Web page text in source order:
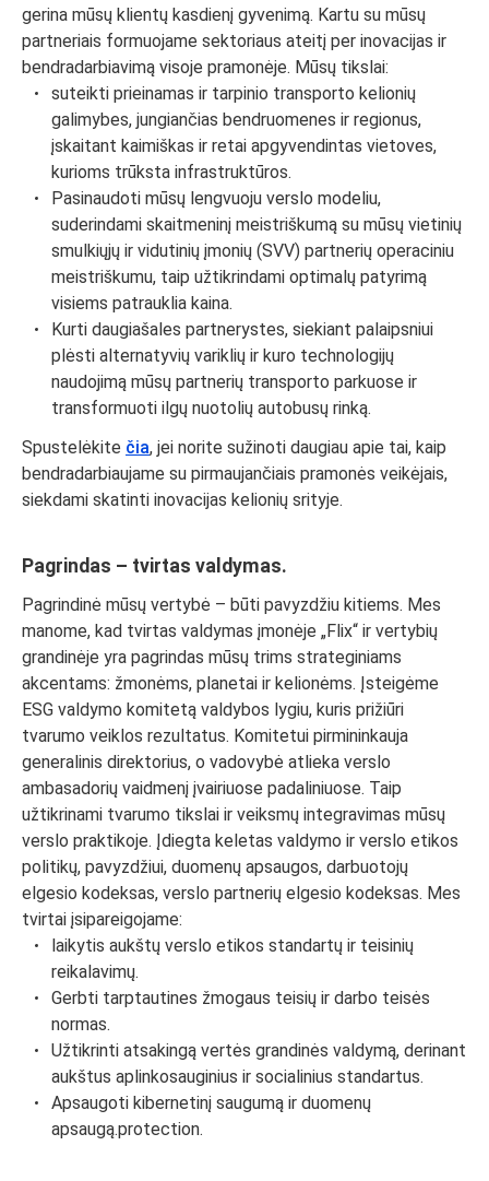
gerina mūsų klientų kasdienį gyvenimą. Kartu su mūsų
partneriais formuojame sektoriaus ateitį per inovacijas ir
bendradarbiavimą visoje pramonėje. Mūsų tikslai:
suteikti prieinamas ir tarpinio transporto kelionių
galimybes, jungiančias bendruomenes ir regionus,
įskaitant kaimiškas ir retai apgyvendintas vietoves,
kurioms trūksta infrastruktūros.
Pasinaudoti mūsų lengvuoju verslo modeliu,
suderindami skaitmeninį meistriškumą su mūsų vietinių
smulkiųjų ir vidutinių įmonių (SVV) partnerių operaciniu
meistriškumu, taip užtikrindami optimalų patyrimą
visiems patrauklia kaina.
Kurti daugiašales partnerystes, siekiant palaipsniui
plėsti alternatyvių variklių ir kuro technologijų
naudojimą mūsų partnerių transporto parkuose ir
transformuoti ilgų nuotolių autobusų rinką.
Spustelėkite čia, jei norite sužinoti daugiau apie tai, kaip
bendradarbiaujame su pirmaujančiais pramonės veikėjais,
siekdami skatinti inovacijas kelionių srityje.
Pagrindas – tvirtas valdymas.
Pagrindinė mūsų vertybė – būti pavyzdžiu kitiems. Mes
manome, kad tvirtas valdymas įmonėje „Flix“ ir vertybių
grandinėje yra pagrindas mūsų trims strateginiams
akcentams: žmonėms, planetai ir kelionėms. Įsteigėme
ESG valdymo komitetą valdybos lygiu, kuris prižiūri
tvarumo veiklos rezultatus. Komitetui pirmininkauja
generalinis direktorius, o vadovybė atlieka verslo
ambasadorių vaidmenį įvairiuose padaliniuose. Taip
užtikrinami tvarumo tikslai ir veiksmų integravimas mūsų
verslo praktikoje. Įdiegta keletas valdymo ir verslo etikos
politikų, pavyzdžiui, duomenų apsaugos, darbuotojų
elgesio kodeksas, verslo partnerių elgesio kodeksas. Mes
tvirtai įsipareigojame:
laikytis aukštų verslo etikos standartų ir teisinių
reikalavimų.
Gerbti tarptautines žmogaus teisių ir darbo teisės
normas.
Užtikrinti atsakingą vertės grandinės valdymą, derinant
aukštus aplinkosauginius ir socialinius standartus.
Apsaugoti kibernetinį saugumą ir duomenų
apsaugą.protection.